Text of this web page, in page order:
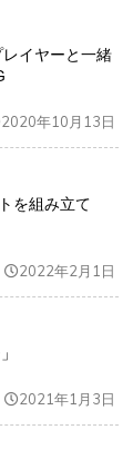
レイヤーと一緒
2020年10月13日
を組み立て
2022年2月1日
2021年1月3日